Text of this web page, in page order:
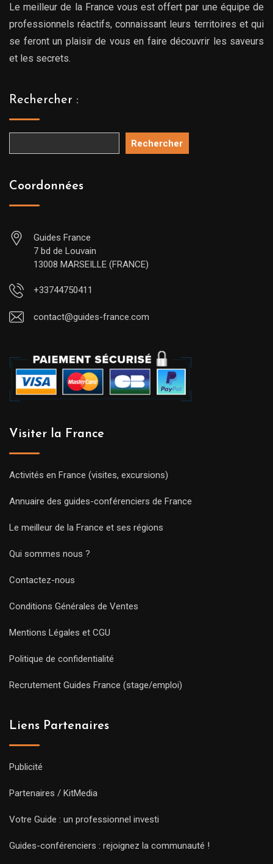
Le meilleur de la France vous est offert par une équipe de
professionnels réactifs, connaissant leurs territoires et qui
se feront un plaisir de vous en faire découvrir les saveurs
et les secrets.
Rechercher :
Rechercher
Coordonnées
Guides France
7 bd de Louvain
13008 MARSEILLE (FRANCE)
+33744750411
contact@guides-france.com
Visiter la France
Activités en France (visites, excursions)
Annuaire des guides-conférenciers de France
Le meilleur de la France et ses régions
Qui sommes nous ?
Contactez-nous
Conditions Générales de Ventes
Mentions Légales et CGU
Politique de confidentialité
Recrutement Guides France (stage/emploi)
Liens Partenaires
Publicité
Partenaires / KitMedia
Votre Guide : un professionnel investi
Guides-conférenciers : rejoignez la communauté !